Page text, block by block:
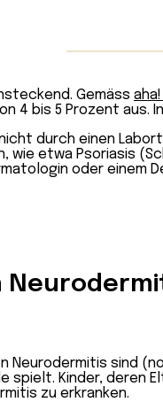
Gemäss
4 bis 5 Prozent
durch einen
wie etwa Psoriasis
oder einem
Neurodermitis sind
spielt. Kinder, deren
zu erkranken.